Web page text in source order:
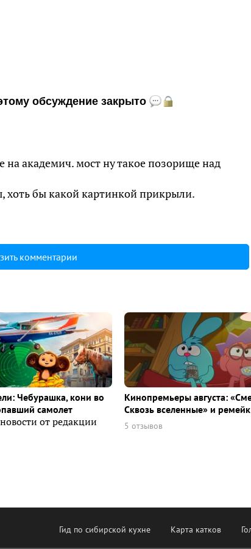
обсуждение закрыто
академич. мост ну такое позорище над
хоть бы какой картинкой прикрыли.
комментарии
Чебурашка, кони во
самолет
от редакции
Кинопремьеры августа:
Сквозь вселенные» и
5 отзывов
Гид по сибирской кухне Карта катков